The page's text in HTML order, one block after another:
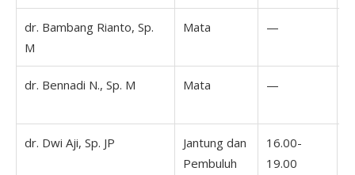
dr. Bambang Rianto, Sp.
M
Mata —
dr. Bennadi N., Sp. M Mata —
dr. Dwi Aji, Sp. JP
Jantung dan
Pembuluh
16.00-
19.00